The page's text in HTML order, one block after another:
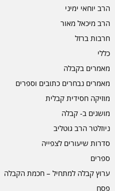
הרב יוחאי ימיני
הרב מיכאל מאור
חרבות ברזל
כללי
מאמרים בקבלה
מאמרים נבחרים כתובים וספרים
מוזיקה חסידית קבלית
מושגים ב- קבלה
ניוזלטר הרב גוטליב
סדרות שיעורים לצפייה
ספרים
ערוץ קבלה למתחיל – חכמת הקבלה
פסח